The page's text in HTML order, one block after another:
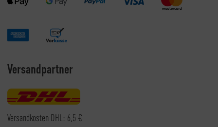
Versandpartner
Versandkosten DHL: 6,5 €